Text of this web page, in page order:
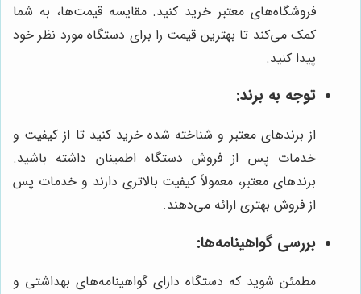
فروشگاه‌های معتبر خرید کنید. مقایسه قیمت‌ها، به شما
کمک می‌کند تا بهترین قیمت را برای دستگاه مورد نظر خود
پیدا کنید.
توجه به برند:
از برندهای معتبر و شناخته شده خرید کنید تا از کیفیت و
خدمات پس از فروش دستگاه اطمینان داشته باشید.
برندهای معتبر، معمولاً کیفیت بالاتری دارند و خدمات پس
از فروش بهتری ارائه می‌دهند.
بررسی گواهینامه‌ها:
مطمئن شوید که دستگاه دارای گواهینامه‌های بهداشتی و